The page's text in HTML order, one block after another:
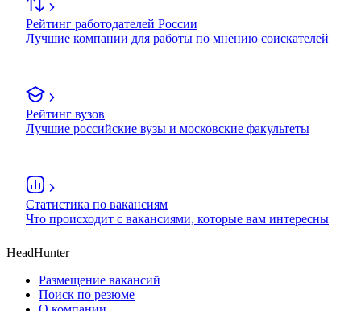
Рейтинг работодателей России
Лучшие компании для работы по мнению соискателей
Рейтинг вузов
Лучшие российские вузы и московские факультеты
Статистика по вакансиям
Что происходит с вакансиями, которые вам интересны
HeadHunter
Размещение вакансий
Поиск по резюме